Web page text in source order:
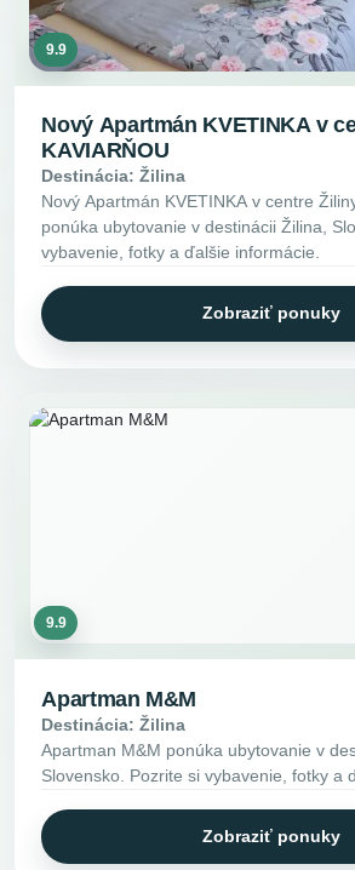
9.9
Nový Apartmán KVETINKA v
KAVIARŇOU
Destinácia: Žilina
Nový Apartmán KVETINKA v centre
ponúka ubytovanie v destinácii Žilina,
vybavenie, fotky a ďalšie informácie.
Zobraziť ponuky
9.9
Apartman M&M
Destinácia: Žilina
Apartman M&M ponúka ubytovanie v
Slovensko. Pozrite si vybavenie, fotky a
Zobraziť ponuky